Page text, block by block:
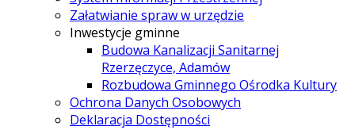
Załatwianie spraw w urzędzie
Inwestycje gminne
Budowa Kanalizacji Sanitarnej
Rzerzęczyce, Adamów
Rozbudowa Gminnego Ośrodka Kultury
Ochrona Danych Osobowych
Deklaracja Dostępności